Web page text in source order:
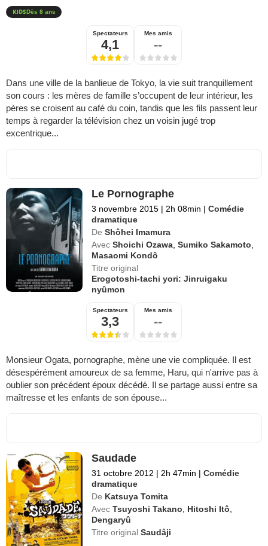
Dès 8 ans
Spectateurs
4,1
Mes amis
--
Dans une ville de la banlieue de Tokyo, la vie suit tranquillement
son cours : les mères de famille s’occupent de leur intérieur, les
pères se croisent au café du coin, tandis que les fils passent leur
temps à regarder la télévision chez un voisin jugé trop
excentrique...
Le Pornographe
3 novembre 2015 | 2h 08min | Comédie
dramatique
De Shôhei Imamura
Avec Shoichi Ozawa,Sumiko Sakamoto,
Masaomi Kondô
Titre original
Erogotoshi-tachi yori: Jinruigaku
nyûmon
Spectateurs
3,3
Mes amis
--
Monsieur Ogata, pornographe, mène une vie compliquée. Il est
désespérément amoureux de sa femme, Haru, qui n'arrive pas à
oublier son précédent époux décédé. Il se partage aussi entre sa
maîtresse et les enfants de son épouse...
Saudade
31 octobre 2012 | 2h 47min | Comédie
dramatique
De Katsuya Tomita
Avec Tsuyoshi Takano, Hitoshi Itô,
Dengaryû
Titre originalSaudâji